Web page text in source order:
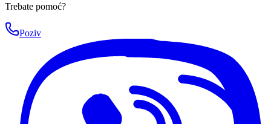
Trebate pomoć?
Poziv